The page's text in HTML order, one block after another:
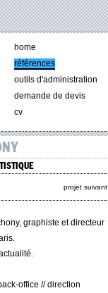
home
références
outils d'administration
demande de devis
cv
projet suivant
graphiste et directeur
office // direction